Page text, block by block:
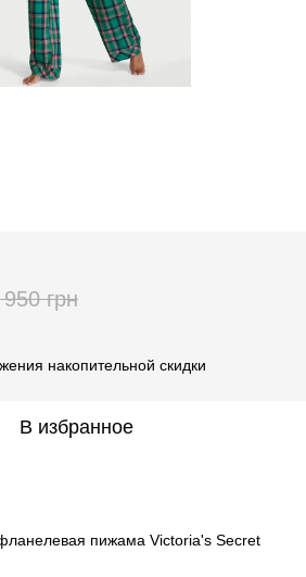
грн
накопительной скидки
В избранное
пижама Victoria's Secret